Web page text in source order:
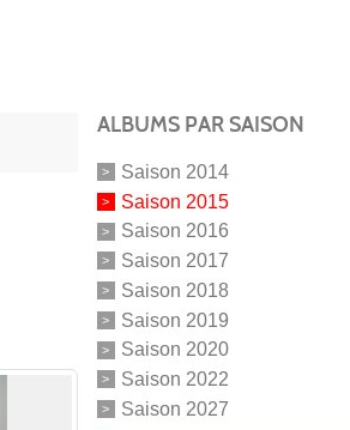
ALBUMS PAR SAISON
Saison 2014
Saison 2015
Saison 2016
Saison 2017
Saison 2018
Saison 2019
Saison 2020
Saison 2022
Saison 2027